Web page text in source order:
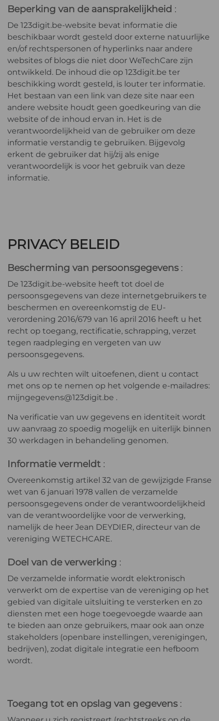
Beperking van de aansprakelijkheid :
De 123digit.be-website bevat informatie die
beschikbaar wordt gesteld door externe natuurlijke
en/of rechtspersonen of hyperlinks naar andere
websites of blogs die niet door WeTechCare zijn
ontwikkeld. De inhoud die op 123digit.be ter
beschikking wordt gesteld, is louter ter informatie.
Het bestaan van een link van deze site naar een
andere website houdt geen goedkeuring van die
website of de inhoud ervan in. Het is de
verantwoordelijkheid van de gebruiker om deze
informatie verstandig te gebruiken. Bijgevolg
erkent de gebruiker dat hij/zij als enige
verantwoordelijk is voor het gebruik van deze
informatie.
PRIVACY BELEID
Bescherming van persoonsgegevens:
De 123digit.be-website heeft tot doel de
persoonsgegevens van deze internetgebruikers te
beschermen en overeenkomstig de EU-
verordening 2016/679 van 16 april 2016 heeft u het
recht op toegang, rectificatie, schrapping, verzet
tegen raadpleging en vergeten van uw
persoonsgegevens.
Als u uw rechten wilt uitoefenen, dient u contact
met ons op te nemen op het volgende e-mailadres:
mijngegevens@123digit.be .
Na verificatie van uw gegevens en identiteit wordt
uw aanvraag zo spoedig mogelijk en uiterlijk binnen
30 werkdagen in behandeling genomen.
Informatie vermeldt :
Overeenkomstig artikel 32 van de gewijzigde Franse
wet van 6 januari 1978 vallen de verzamelde
persoonsgegevens onder de verantwoordelijkheid
van de verantwoordelijke voor de verwerking,
namelijk de heer Jean DEYDIER, directeur van de
vereniging WETECHCARE.
Doel van de verwerking :
De verzamelde informatie wordt elektronisch
verwerkt om de expertise van de vereniging op het
gebied van digitale uitsluiting te versterken en zo
diensten met een hoge toegevoegde waarde aan
te bieden aan onze gebruikers, maar ook aan onze
stakeholders (openbare instellingen, verenigingen,
bedrijven), zodat digitale integratie een hefboom
wordt.
Toegang tot en opslag van gegevens: